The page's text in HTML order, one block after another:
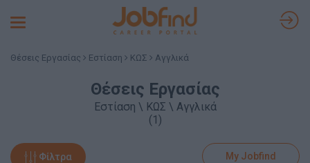
Toggle
Θέσεις Εργασίας Εστίαση ΚΩΣ Αγγλικά
Θέσεις Εργασίας
Εστίαση \ ΚΩΣ \ Αγγλικά
(1)
Φίλτρα My Jobfind